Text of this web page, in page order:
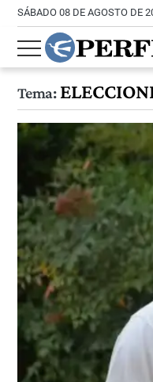
SÁBADO 08 DE AGOSTO DE
Tema: